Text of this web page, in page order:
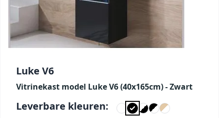
Luke V6
Vitrinekast model Luke V6 (40x165cm) - Zwart
Leverbare kleuren: